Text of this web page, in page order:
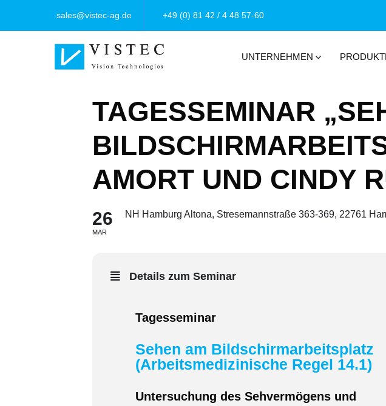
sales@vistec-ag.de +49 (0) 81 42 / 4 48 57-60
UNTERNEHMEN
TAGESSEMINAR
AMORT UND CINDY
26
MAR
NH Hamburg Altona, Stresemannstraße 363-369, 22761
Details zum Seminar
Tagesseminar
Sehen am Bildschirmarbeitsplatz
(Arbeitsmedizinische Regel 14.1)
Untersuchung des Sehvermögens und